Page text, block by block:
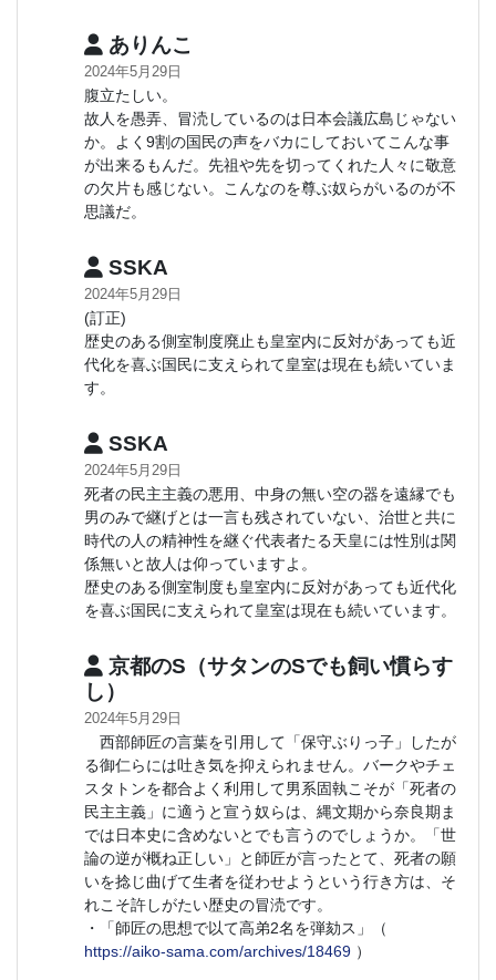
ありんこ
2024年5月29日
腹立たしい。
故人を愚弄、冒涜しているのは日本会議広島じゃない
か。よく9割の国民の声をバカにしておいてこんな事
が出来るもんだ。先祖や先を切ってくれた人々に敬意
の欠片も感じない。こんなのを尊ぶ奴らがいるのが不
思議だ。
SSKA
2024年5月29日
(訂正)
歴史のある側室制度廃止も皇室内に反対があっても近
代化を喜ぶ国民に支えられて皇室は現在も続いていま
す。
SSKA
2024年5月29日
死者の民主主義の悪用、中身の無い空の器を遠縁でも
男のみで継げとは一言も残されていない、治世と共に
時代の人の精神性を継ぐ代表者たる天皇には性別は関
係無いと故人は仰っていますよ。
歴史のある側室制度も皇室内に反対があっても近代化
を喜ぶ国民に支えられて皇室は現在も続いています。
京都のS（サタンのSでも飼い慣らす
し）
2024年5月29日
西部師匠の言葉を引用して「保守ぶりっ子」したが
る御仁らには吐き気を抑えられません。バークやチェ
スタトンを都合よく利用して男系固執こそが「死者の
民主主義」に適うと宣う奴らは、縄文期から奈良期ま
では日本史に含めないとでも言うのでしょうか。「世
論の逆が概ね正しい」と師匠が言ったとて、死者の願
いを捻じ曲げて生者を従わせようという行き方は、そ
れこそ許しがたい歴史の冒涜です。
・「師匠の思想で以て高弟2名を弾劾ス」（
https://aiko-sama.com/archives/18469 ）